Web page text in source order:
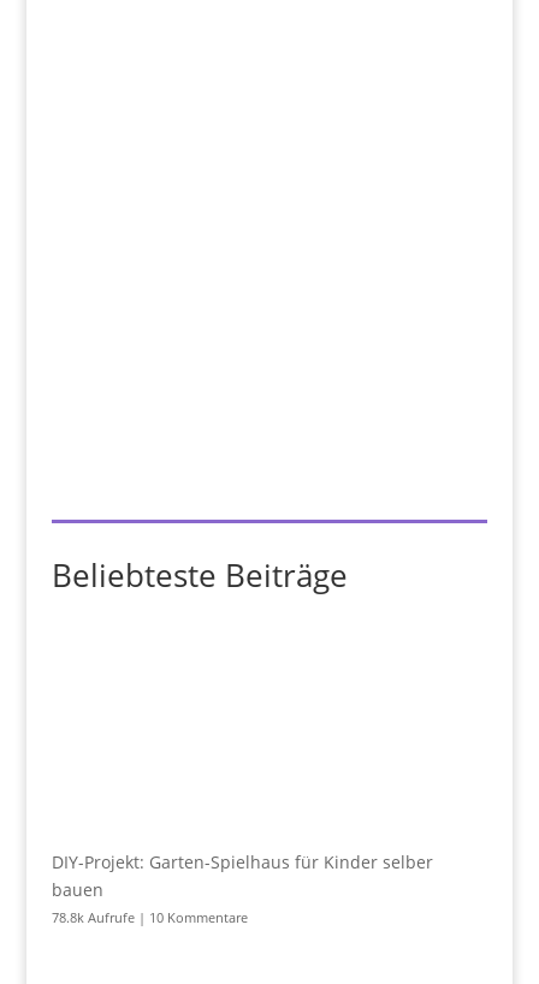
Beliebteste Beiträge
DIY-Projekt: Garten-Spielhaus für Kinder selber
bauen
78.8k Aufrufe| 10 Kommentare